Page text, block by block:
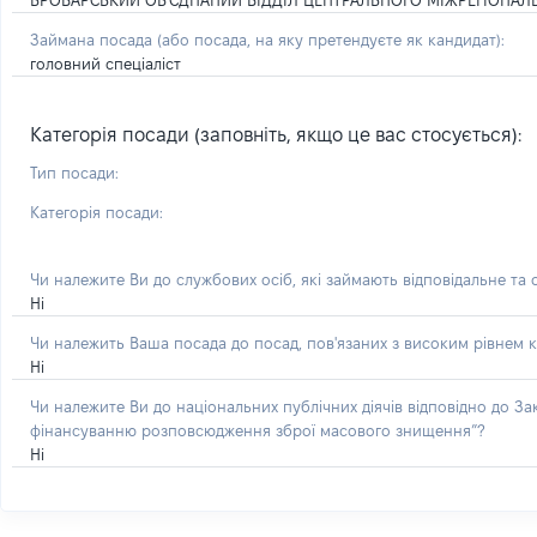
Займана посада (або посада, на яку претендуєте як кандидат):
головний спеціаліст
Категорія посади (заповніть, якщо це вас стосується):
Тип посади:
Категорія посади:
Чи належите Ви до службових осіб, які займають відповідальне
Ні
Чи належить Ваша посада до посад, пов'язаних з високим рівнем
Ні
Чи належите Ви до національних публічних діячів відповідно до
фінансуванню розповсюдження зброї масового знищення”?
Ні